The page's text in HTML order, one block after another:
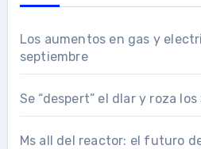
Los aumentos en gas y
septiembre
Se “despert” el dlar y roza los
Ms all del reactor: el futuro